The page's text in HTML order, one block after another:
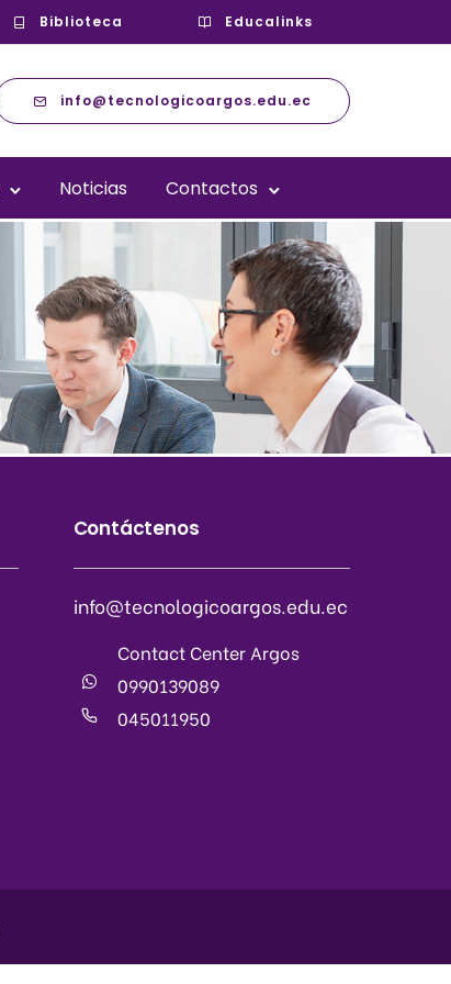
Biblioteca Educalinks
info@tecnologicoargos.edu.ec
Noticias Contactos
Contáctenos
info@tecnologicoargos.edu.ec
Contact Center Argos
0990139089
045011950